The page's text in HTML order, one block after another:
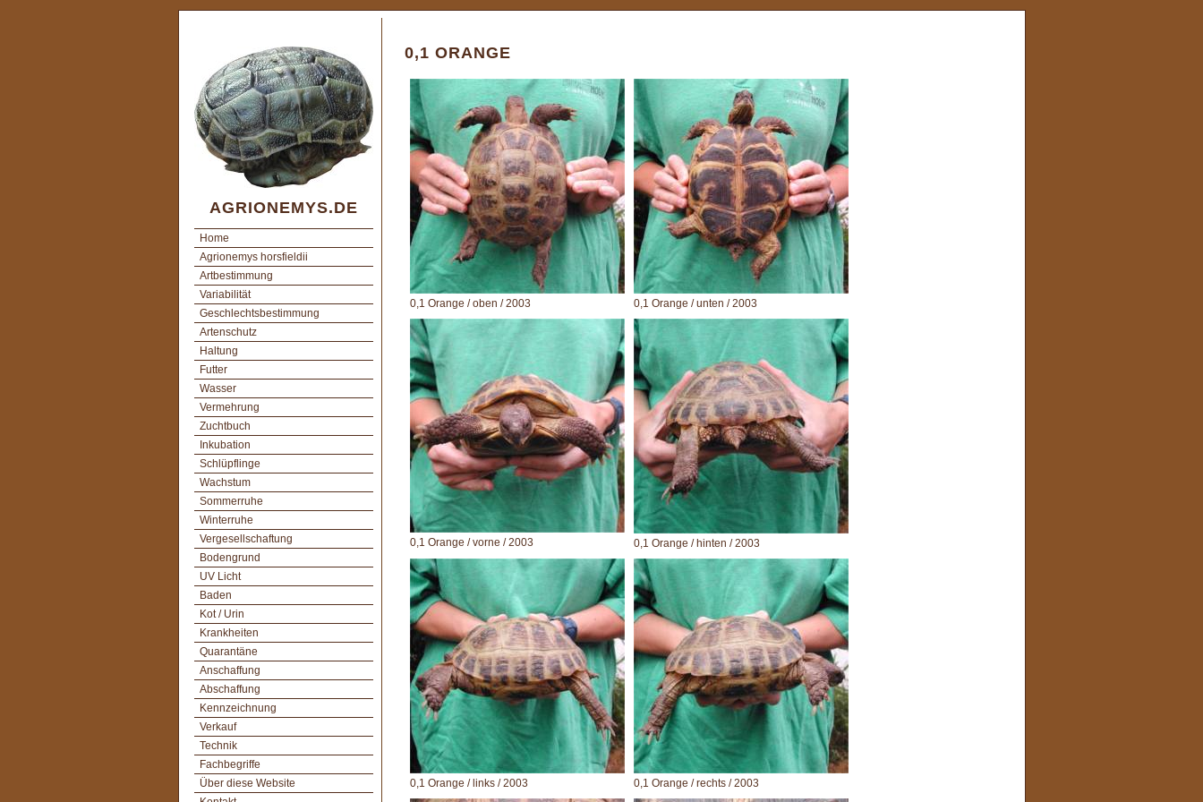
AGRIONEMYS.DE
Home
Agrionemys horsfieldii
Artbestimmung
Variabilität
Geschlechtsbestimmung
Artenschutz
Haltung
Futter
Wasser
Vermehrung
Zuchtbuch
Inkubation
Schlüpflinge
Wachstum
Sommerruhe
Winterruhe
Vergesellschaftung
Bodengrund
UV Licht
Baden
Kot / Urin
Krankheiten
Quarantäne
Anschaffung
Abschaffung
Kennzeichnung
Verkauf
Technik
Fachbegriffe
Über diese Website
0,1 ORANGE
0,1 Orange / oben / 2003 0,1 Orange / unten / 2003
0,1 Orange / vorne / 2003 0,1 Orange / hinten / 2003
0,1 Orange / links / 2003 0,1 Orange / rechts / 2003